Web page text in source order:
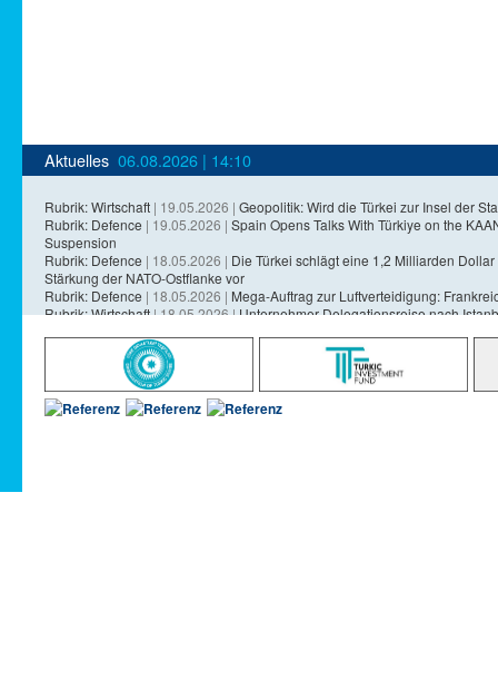
Aktuelles 06.08.2026 | 14:10
Rubrik: Wirtschaft | 19.05.2026 | Geopolitik: Wird die Türkei zur Insel der
Rubrik: Defence | 19.05.2026 | Spain Opens Talks With Türkiye on the
Suspension
Rubrik: Defence | 18.05.2026 | Die Türkei schlägt eine 1,2 Milliarden
Stärkung der NATO-Ostflanke vor
Rubrik: Defence | 18.05.2026 | Mega-Auftrag zur Luftverteidigung:
Rubrik: Wirtschaft| 18.05.2026 |Unternehmer-Delegationsreise nach